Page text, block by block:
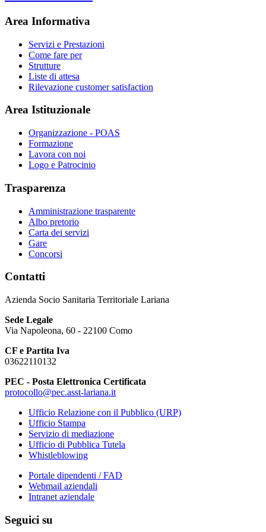
Area Informativa
Servizi e Prestazioni
Come fare per
Strutture
Liste di attesa
Rilevazione customer satisfaction
Area Istituzionale
Organizzazione - POAS
Formazione
Lavora con noi
Logo e Patrocinio
Trasparenza
Amministrazione trasparente
Albo pretorio
Carta dei servizi
Gare
Concorsi
Contatti
Azienda Socio Sanitaria Territoriale Lariana
Sede Legale
Via Napoleona, 60 - 22100 Como
CF e Partita Iva
03622110132
PEC - Posta Elettronica Certificata
protocollo@pec.asst-lariana.it
Ufficio Relazione con il Pubblico (URP)
Ufficio Stampa
Servizio di mediazione
Ufficio di Pubblica Tutela
Whistleblowing
Portale dipendenti / FAD
Webmail aziendali
Intranet aziendale
Seguici su